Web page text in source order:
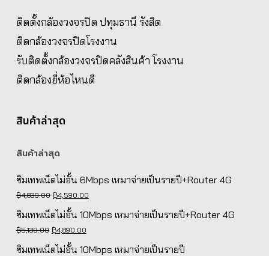
ติดตั้งกล้องวงจรปิด ปทุมธานี รังสิต
ติดกล้องวงจรปิดโรงงาน
รับติดตั้งกล้องวงจรปิดคลังสินค้า โรงงาน
ติดกล้องยี่ห้อไหนดี
สินค้าล่าสุด
สินค้าล่าสุด
ซิมเทพเน็ตไม่อั้น 6Mbps เหมาจ่ายเป็นรายปี+Router 4G
฿4,839.00 Original
price
฿4,839.00.
฿4,590.00Current
ซิมเทพเน็ตไม่อั้น 10Mbps เหมาจ่ายเป็นรายปี+Router 4G
฿5,139.00 Original
price
฿4,890.00Current
ซิมเทพเน็ตไม่อั้น 10Mbps เหมาจ่ายเป็นรายปี